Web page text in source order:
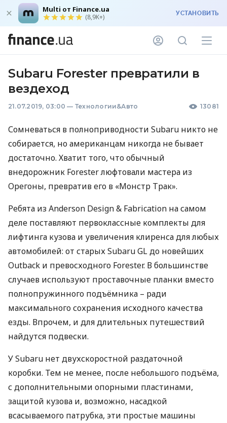
Multi от Finance.ua
(8,9K+) УСТАНОВИТЬ
Subaru Forester превратили в
вездеход
21.07.2019, 03:00 — Технологии&Авто 13081
Сомневаться в полноприводности Subaru никто не
собирается, но американцам никогда не бывает
достаточно. Хватит того, что обычный
внедорожник Forester люфтовали мастера из
Орегоны, превратив его в «Монстр Трак».
Ребята из Anderson Design & Fabrication на самом
деле поставляют первоклассные комплекты для
лифтинга кузова и увеличения клиренса для любых
автомобилей: от старых Subaru GL до новейших
Outback и превосходного Forester. В большинстве
случаев используют проставочные планки вместо
полнопружинного подъёмника – ради
максимального сохранения исходного качества
езды. Впрочем, и для длительных путешествий
найдутся подвески.
У Subaru нет двухскоростной раздаточной
коробки. Тем не менее, после небольшого подъёма,
с дополнительными опорными пластинами,
защитой кузова и, возможно, насадкой
всасываемого патрубка, эти простые машины